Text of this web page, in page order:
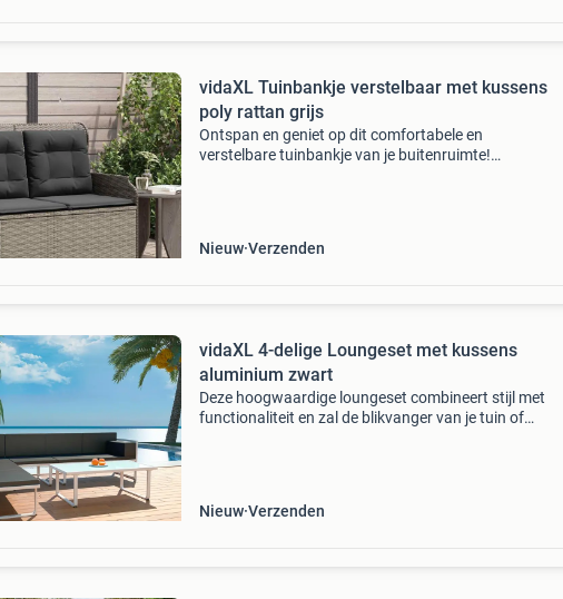
vidaXL Tuinbankje verstelbaar met kussens
poly rattan grijs
Ontspan en geniet op dit comfortabele en
verstelbare tuinbankje van je buitenruimte!
Nieuw Verzenden
vidaXL 4-delige Loungeset met kussens
aluminium zwart
Deze hoogwaardige loungeset combineert stijl met
functionaliteit en zal de blikvanger van je tuin of
Nieuw Verzenden